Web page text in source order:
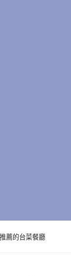
薦的台菜餐廳